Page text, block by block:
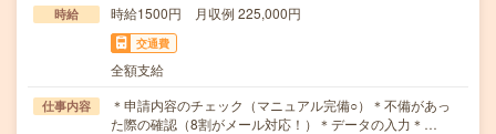
時給 時給1500円 月収例 225,000円
交通費
全額支給
仕事内容
＊申請内容のチェック（マニュアル完備○）＊不備があっ
た際の確認（8割がメール対応！）＊データの入力＊…